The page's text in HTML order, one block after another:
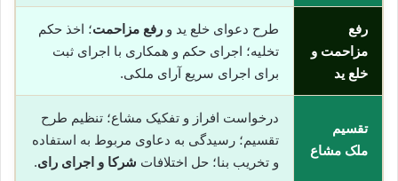
رفع
مزاحمت و
خلع ید
طرح دعوای خلع ید و رفع مزاحمت؛ اخذ حکم
تخلیه؛ اجرای حکم و همکاری با اجرای ثبت
برای اجرای سریع آرای ملکی.
تقسیم
ملک مشاع
درخواست افراز و تفکیک مشاع؛ تنظیم طرح
تقسیم؛ رسیدگی به دعاوی مربوط به استفاده
و تخریب بنا؛ حل اختلافات شرکا و اجرای رای.